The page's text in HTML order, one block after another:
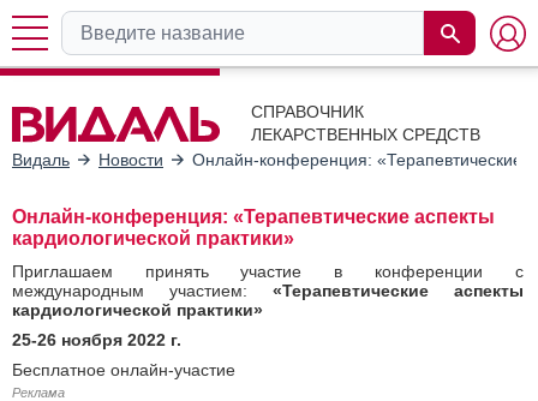
СПРАВОЧНИК
ЛЕКАРСТВЕННЫХ СРЕДСТВ
Видаль
Новости Онлайн-конференция: «Терапевтические
Онлайн-конференция: «Терапевтические аспекты
кардиологической практики»
Приглашаем принять участие в конференции с
международным участием: «Терапевтические аспекты
кардиологической практики»
25-26 ноября 2022 г.
Бесплатное онлайн-участие
Реклама